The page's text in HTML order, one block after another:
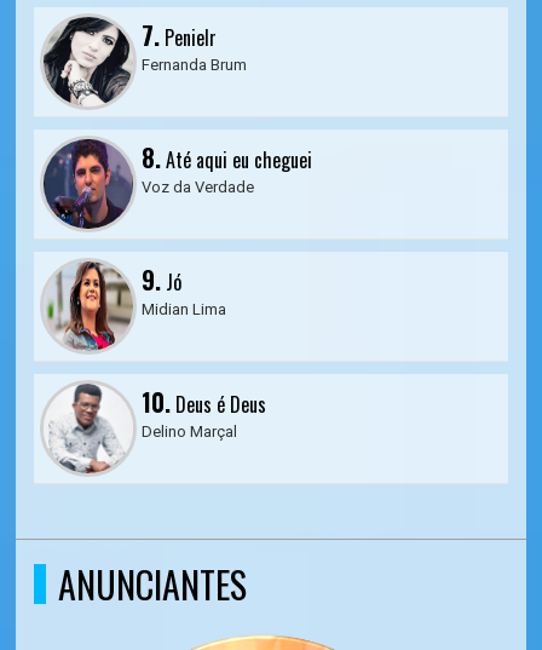
7. Penielr
Fernanda Brum
8.Até aqui eu cheguei
Voz da Verdade
9. Jó
Midian Lima
10. Deus é Deus
Delino Marçal
ANUNCIANTES